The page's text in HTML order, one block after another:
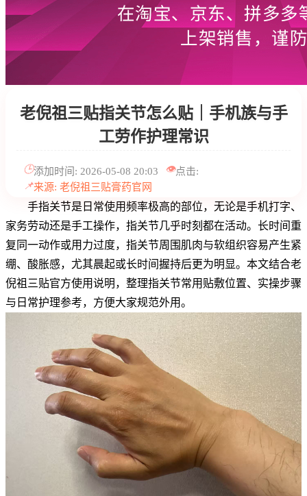
老倪祖三贴指关节怎么贴｜手机族与手
工劳作护理常识
🕒添加时间: 2026-05-08 20:03 👁️点击:
📌来源: 老倪祖三贴膏药官网
手指关节是日常使用频率极高的部位，无论是手机打字、
家务劳动还是手工操作，指关节几乎时刻都在活动。长时间重
复同一动作或用力过度，指关节周围肌肉与软组织容易产生紧
绷、酸胀感，尤其晨起或长时间握持后更为明显。本文结合老
倪祖三贴官方使用说明，整理指关节常用贴敷位置、实操步骤
与日常护理参考，方便大家规范外用。